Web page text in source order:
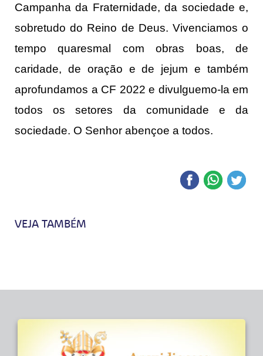
Campanha da Fraternidade, da sociedade e,
sobretudo do Reino de Deus. Vivenciamos o
tempo quaresmal com obras boas, de
caridade, de oração e de jejum e também
aprofundamos a CF 2022 e divulguemo-la em
todos os setores da comunidade e da
sociedade. O Senhor abençoe a todos.
VEJA TAMBÉM